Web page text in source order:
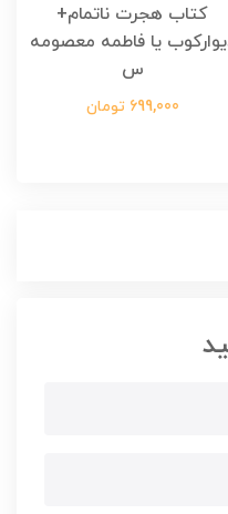
کتاب هجرت ناتمام+
یا فاطمه معصومه
س
699,000 تومان